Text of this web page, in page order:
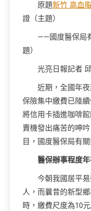
原題新竹 高血
證（主題）
——國度醫保局
題）
光亮日報記者
近期，全國年
保險集中繳費已陸
將信用卡插進咖啡
賣機發出痛苦的呻
目，國度醫保局有
醫保辦事程度
今朝我國居平
人，而曩昔的新型
時，繳費尺度為10